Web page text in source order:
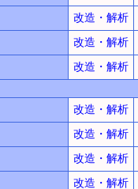
改造・解析
改造・解析
改造・解析
改造・解析
改造・解析
改造・解析
改造・解析